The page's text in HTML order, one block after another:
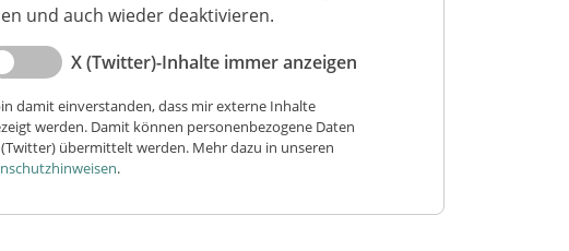
und auch wieder deaktivieren.
X (Twitter)-Inhalte immer anzeigen
damit einverstanden, dass mir externe Inhalte
werden. Damit können personenbezogene Daten
(Twitter) übermittelt werden. Mehr dazu in unseren
.